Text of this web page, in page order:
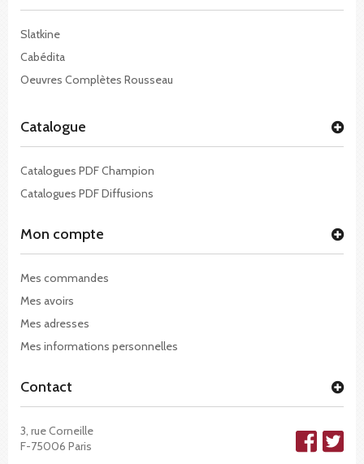
Slatkine
Cabédita
Oeuvres Complètes Rousseau
Catalogue
Catalogues PDF Champion
Catalogues PDF Diffusions
Mon compte
Mes commandes
Mes avoirs
Mes adresses
Mes informations personnelles
Contact
3, rue Corneille
F-75006 Paris